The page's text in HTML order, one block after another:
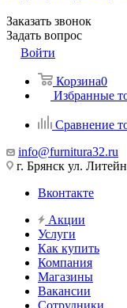
Заказать звонок
Задать вопрос
Войти
Корзина0
Избранные
Сравнение
info@furnitura32.ru
г. Брянск ул.
Вконтакте
Акции
Услуги
Как купить
Компания
Магазины
Вакансии
Сотрудники